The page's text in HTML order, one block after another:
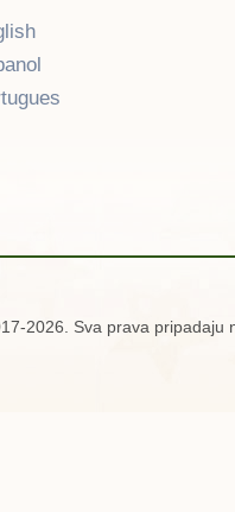
2026. Sva prava pripadaju